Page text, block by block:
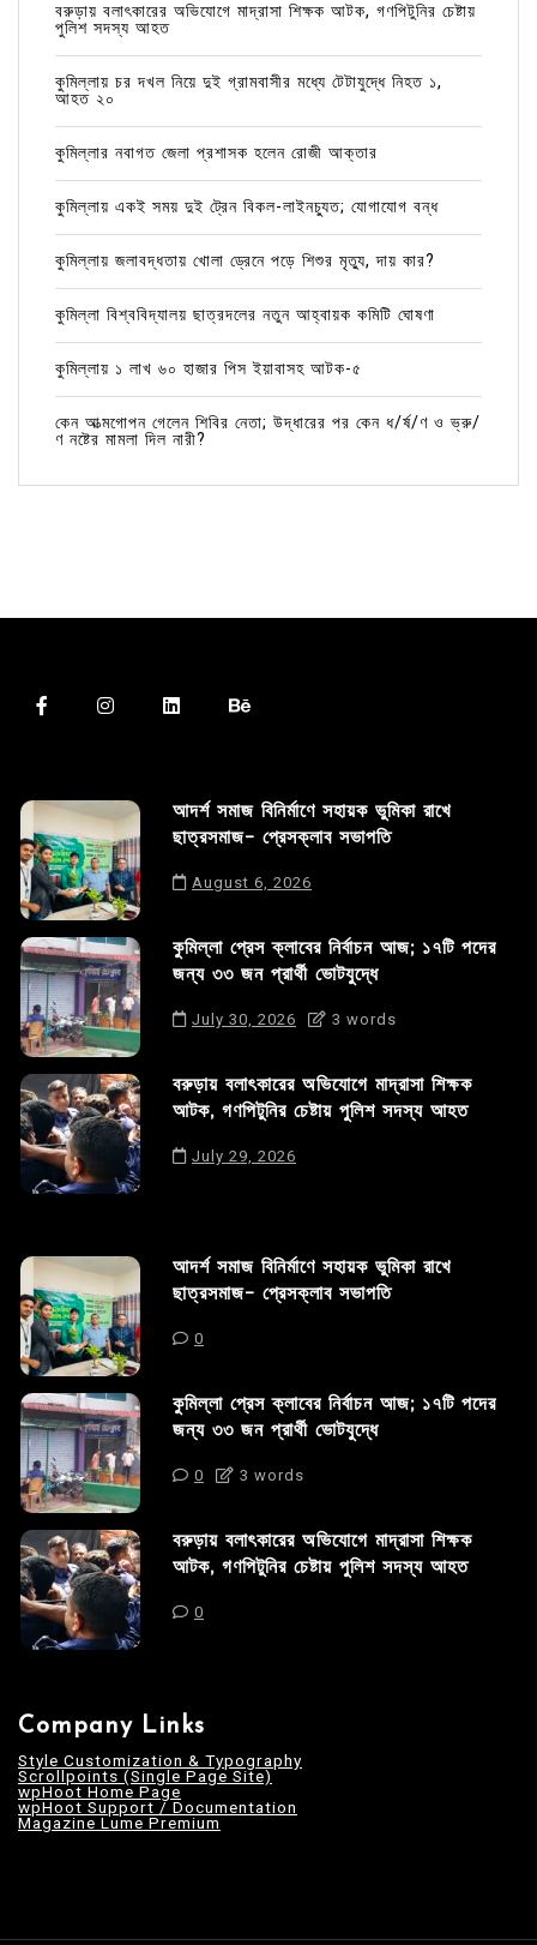
বরুড়ায় বলাৎকারের অভিযোগে মাদ্রাসা শিক্ষক আটক, গণপিটুনির চেষ্টায়
পুলিশ সদস্য আহত
কুমিল্লায় চর দখল নিয়ে দুই গ্রামবাসীর মধ্যে টেটাযুদ্ধে নিহত ১,
আহত ২০
কুমিল্লার নবাগত জেলা প্রশাসক হলেন রোজী আক্তার
কুমিল্লায় একই সময় দুই ট্রেন বিকল-লাইনচ্যুত; যোগাযোগ বন্ধ
কুমিল্লায় জলাবদ্ধতায় খোলা ড্রেনে পড়ে শিশুর মৃত্যু, দায় কার?
কুমিল্লা বিশ্ববিদ্যালয় ছাত্রদলের নতুন আহ্বায়ক কমিটি ঘোষণা
কুমিল্লায় ১ লাখ ৬০ হাজার পিস ইয়াবাসহ আটক-৫
কেন আত্মগোপন গেলেন শিবির নেতা; উদ্ধারের পর কেন ধ/র্ষ/ণ ও ভ্রু/
ণ নষ্টের মামলা দিল নারী?
আদর্শ সমাজ বিনির্মাণে সহায়ক ভুমিকা রাখে
ছাত্রসমাজ- প্রেসক্লাব সভাপতি
August 6, 2026
কুমিল্লা প্রেস ক্লাবের নির্বাচন আজ; ১৭টি পদের
জন্য ৩৩ জন প্রার্থী ভোটযুদ্ধে
July 30, 2026 3 words
বরুড়ায় বলাৎকারের অভিযোগে মাদ্রাসা শিক্ষক
আটক, গণপিটুনির চেষ্টায় পুলিশ সদস্য আহত
July 29, 2026
আদর্শ সমাজ বিনির্মাণে সহায়ক ভুমিকা রাখে
ছাত্রসমাজ- প্রেসক্লাব সভাপতি
0
কুমিল্লা প্রেস ক্লাবের নির্বাচন আজ; ১৭টি পদের
জন্য ৩৩ জন প্রার্থী ভোটযুদ্ধে
0 3 words
বরুড়ায় বলাৎকারের অভিযোগে মাদ্রাসা শিক্ষক
আটক, গণপিটুনির চেষ্টায় পুলিশ সদস্য আহত
0
Company Links
Style Customization & Typography
Scrollpoints (Single Page Site)
wpHoot Home Page
wpHoot Support / Documentation
Magazine Lume Premium